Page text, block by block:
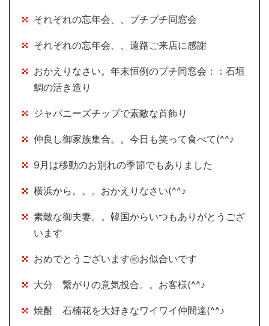
それぞれの忘年会、、プチプチ同窓会
それぞれの忘年会、、遠路ご来店に感謝
おかえりなさい。年末恒例のプチ同窓会：：石垣
鯛の活き造り
ジャパニーズチップで素敵な首飾り
仲良し御家族集合。。今日も笑って食べて(^^♪
9月は移動のお別れの季節でもありました
横浜から。。。おかえりなさい(^^♪
素敵な御夫妻。。韓国からいつもありがとうござ
います
おめでとうございます㊗お似合いです
大分 繋がりの意気投合。。お客様(^^♪
焼酎 石楠花を大好きなワイワイ仲間達(^^♪